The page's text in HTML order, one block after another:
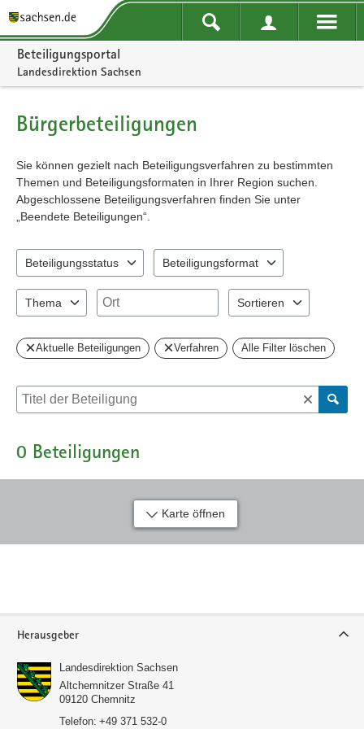
Portalnavigation
Beteiligungsportal
Landesdirektion Sachsen
Bürgerbeteiligungen
Sie können gezielt nach Beteiligungsverfahren zu bestimmten
Themen und Beteiligungsformaten in Ihrer Region suchen.
Abgeschlossene Beteiligungsverfahren finden Sie unter
„Beendete Beteiligungen“.
Beteiligungsstatus
Beteiligungsformat
Thema
Ort
Sortieren
Aktuelle Beteiligungen Verfahren Alle Filter löschen
Suche nach Beteiligung
0 Beteiligungen
Karte öffnen
Herausgeber
Landesdirektion Sachsen
Altchemnitzer Straße 41
09120 Chemnitz
Telefon: +49 371 532-0